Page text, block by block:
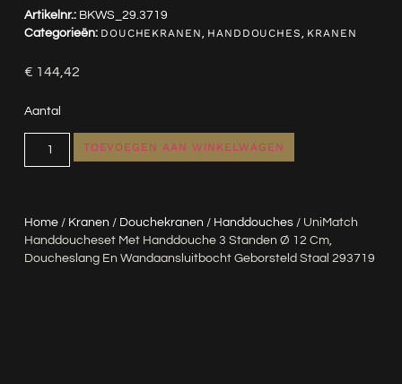
Home/ Kranen / Douchekranen / Handdouches/ UniMatch
Handdoucheset Met Handdouche 3 Standen Ø 12 Cm,
Doucheslang En Wandaansluitbocht Geborsteld Staal 293719
Artikelnr.: BKWS_29.3719
Categorieën: DOUCHEKRANEN HANDDOUCHES KRANEN
€ 144,42
Aantal
TOEVOEGEN AAN WINKELWAGEN